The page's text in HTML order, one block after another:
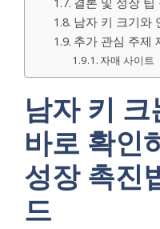
남자 키 크기와
추가 관심 주제
자매 사이트
남자 키
바로 확인
성장 촉진
드